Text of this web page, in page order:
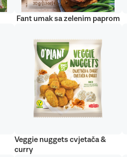
Fant umak sa zelenim paprom
Veggie nuggets cvjetača &
curry